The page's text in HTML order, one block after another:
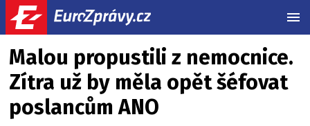
Malou propustili z nemocnice.
Zítra už by měla opět šéfovat
poslancům ANO